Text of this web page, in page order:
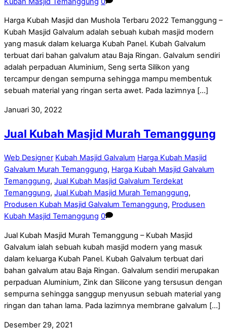
Harga Kubah Masjid dan Mushola Terbaru 2022 Temanggung –
Kubah Masjid Galvalum adalah sebuah kubah masjid modern
yang masuk dalam keluarga Kubah Panel. Kubah Galvalum
terbuat dari bahan galvalum atau Baja Ringan. Galvalum sendiri
adalah perpaduan Aluminium, Seng serta Silikon yang
tercampur dengan sempurna sehingga mampu membentuk
sebuah material yang ringan serta awet. Pada lazimnya […]
Januari 30, 2022
Jual Kubah Masjid Murah Temanggung
Web Designer Kubah Masjid Galvalum Harga Kubah Masjid
Galvalum Murah Temanggung, Harga Kubah Masjid Galvalum
Temanggung, Jual Kubah Masjid Galvalum Terdekat
Temanggung, Jual Kubah Masjid Murah Temanggung,
Produsen Kubah Masjid Galvalum Temanggung, Produsen
Kubah Masjid Temanggung 0
Jual Kubah Masjid Murah Temanggung – Kubah Masjid
Galvalum ialah sebuah kubah masjid modern yang masuk
dalam keluarga Kubah Panel. Kubah Galvalum terbuat dari
bahan galvalum atau Baja Ringan. Galvalum sendiri merupakan
perpaduan Aluminium, Zink dan Silicone yang tersusun dengan
sempurna sehingga sanggup menyusun sebuah material yang
ringan dan tahan lama. Pada lazimnya membrane galvalum […]
Desember 29, 2021